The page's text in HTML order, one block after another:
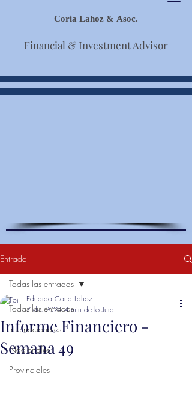
Coria Lahoz & Asoc.
Financial & Investment Advisor
Entrada
Todas las entradas
Internacionales
Nacionales
Provinciales
Todas las entradas
Informe Financiero -
Semana 49
Eduardo Coria Lahoz
7 dic 2024 4 min de lectura